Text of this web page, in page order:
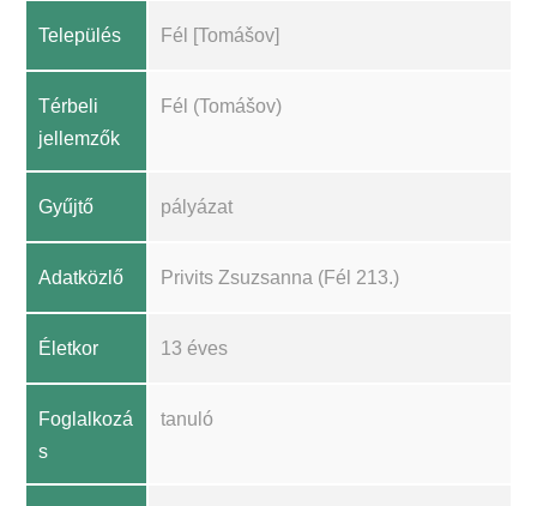
Település Fél [Tomášov]
Térbeli
jellemzők
Fél (Tomášov)
Gyűjtő pályázat
Adatközlő Privits Zsuzsanna (Fél 213.)
Életkor 13 éves
Foglalkozá
s
tanuló